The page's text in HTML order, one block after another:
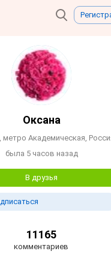
Оксана
Академическая,
была 5 часов назад
В друзья
11165
комментариев